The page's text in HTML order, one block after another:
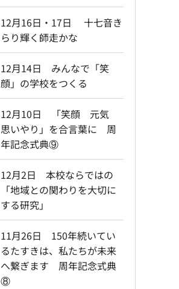
12月16日・17日 十七音き
らり輝く師走かな
12月14日 みんなで「笑
顔」の学校をつくる
12月10日 「笑顔 元気
思いやり」を合言葉に 周
年記念式典⑨
12月2日 本校ならではの
「地域との関わりを大切に
する研究」
11月26日 150年続いてい
るたすきは、私たちが未来
へ繋ぎます 周年記念式典
⑧